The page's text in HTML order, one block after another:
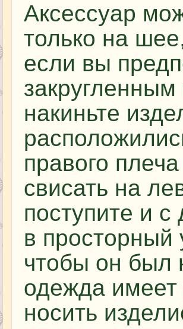
Аксессуар
только на
если вы
накиньте
правого
свисать на
поступите и
в просторный
чтобы он был
одежда имеет
носить